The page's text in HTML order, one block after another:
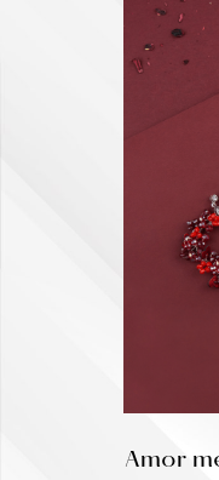
Amor